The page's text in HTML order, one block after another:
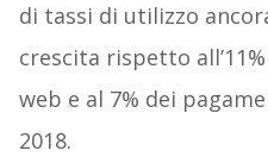
di tassi di utilizzo
crescita rispetto
web e al 7% dei
2018.